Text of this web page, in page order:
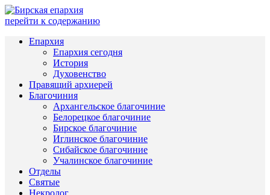
перейти к содержанию
Епархия
Епархия сегодня
История
Духовенство
Правящий архиерей
Благочиния
Архангельское благочиние
Белорецкое благочиние
Бирское благочиние
Иглинское благочиние
Сибайское благочиние
Учалинское благочиние
Отделы
Святые
Некролог